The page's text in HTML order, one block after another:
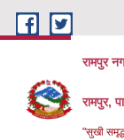
Skip to main content
रामपुर
रामपुर,
"सुखी